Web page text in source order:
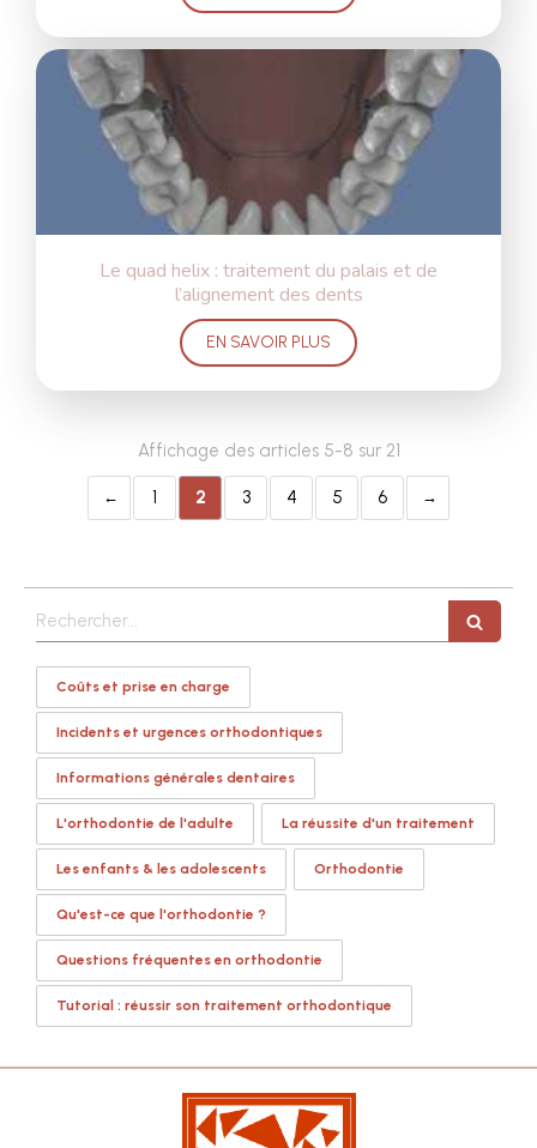
Le quad helix : traitement du palais et de
l’alignement des dents
EN SAVOIR PLUS
Affichage des articles 5-8 sur 21
1 2 3 4 5 6
Rechercher
Coûts et prise en charge
Incidents et urgences orthodontiques
Informations générales dentaires
L'orthodontie de l'adulte La réussite d'un traitement
Les enfants & les adolescents Orthodontie
Qu'est-ce que l'orthodontie ?
Questions fréquentes en orthodontie
Tutorial : réussir son traitement orthodontique